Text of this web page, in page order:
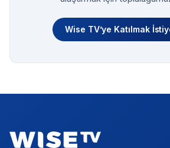
Wise TV’ye Katılmak